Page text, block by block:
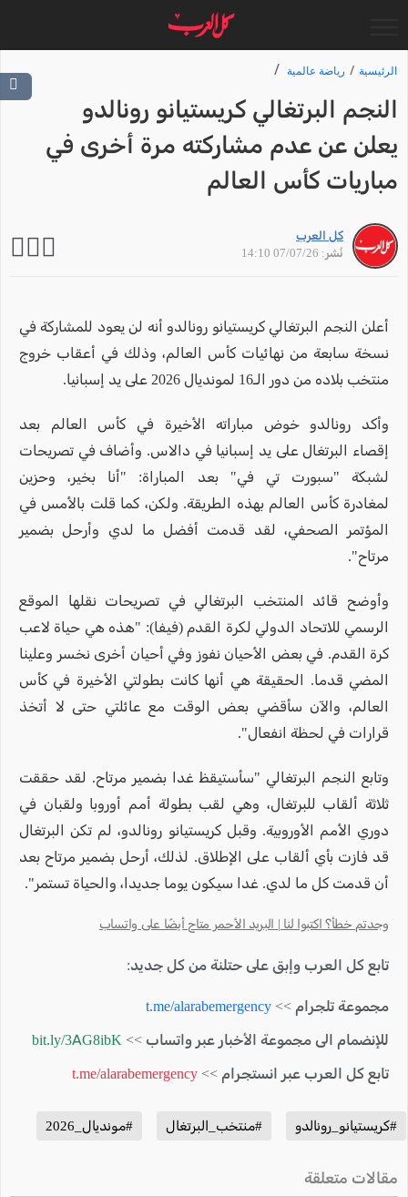
الرئيسية رياضة عالمية
النجم البرتغالي كريستيانو رونالدو
يعلن عن عدم مشاركته مرة أخرى في
مباريات كأس العالم
كل العرب
نُشر: 07/07/26 14:10
أعلن النجم البرتغالي كريستيانو رونالدو أنه لن يعود للمشاركة في
نسخة سابعة من نهائيات كأس العالم، وذلك في أعقاب خروج
منتخب بلاده من دور الـ16 لمونديال 2026 على يد إسبانيا.
وأكد رونالدو خوض مباراته الأخيرة في كأس العالم بعد
إقصاء البرتغال على يد إسبانيا في دالاس. وأضاف في تصريحات
لشبكة "سبورت تي في" بعد المباراة: "أنا بخير، وحزين
لمغادرة كأس العالم بهذه الطريقة. ولكن، كما قلت بالأمس في
المؤتمر الصحفي، لقد قدمت أفضل ما لدي وأرحل بضمير
مرتاح".
وأوضح قائد المنتخب البرتغالي في تصريحات نقلها الموقع
الرسمي للاتحاد الدولي لكرة القدم (فيفا): "هذه هي حياة لاعب
كرة القدم. في بعض الأحيان نفوز وفي أحيان أخرى نخسر وعلينا
المضي قدما. الحقيقة هي أنها كانت بطولتي الأخيرة في كأس
العالم، والآن سأقضي بعض الوقت مع عائلتي حتى لا أتخذ
قرارات في لحظة انفعال".
وتابع النجم البرتغالي "سأستيقظ غدا بضمير مرتاح. لقد حققت
ثلاثة ألقاب للبرتغال، وهي لقب بطولة أمم أوروبا ولقبان في
دوري الأمم الأوروبية. وقبل كريستيانو رونالدو، لم تكن البرتغال
قد فازت بأي ألقاب على الإطلاق. لذلك، أرحل بضمير مرتاح بعد
أن قدمت كل ما لدي. غدا سيكون يوما جديدا، والحياة تستمر".
وجدتم خطأ؟ اكتبوا لنا | البريد الأحمر متاح أيضًا على واتساب
تابع كل العرب وإبق على حتلنة من كل جديد:
مجموعة تلجرام >> t.me/alarabemergency
للإنضمام الى مجموعة الأخبار عبر واتساب >> bit.ly/3AG8ibK
تابع كل العرب عبر انستجرام >> t.me/alarabemergency
#كريستيانو_رونالدو #منتخب_البرتغال #مونديال_2026
مقالات متعلقة